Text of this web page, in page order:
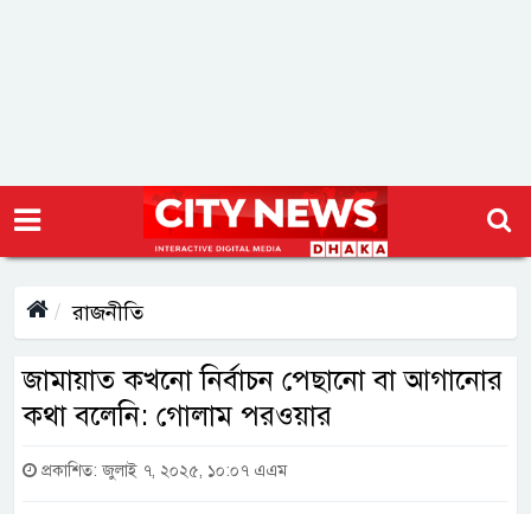
রাজনীতি
জামায়াত কখনো নির্বাচন পেছানো বা আগানোর
কথা বলেনি: গোলাম পরওয়ার
প্রকাশিত: জুলাই ৭, ২০২৫, ১০:০৭ এএম